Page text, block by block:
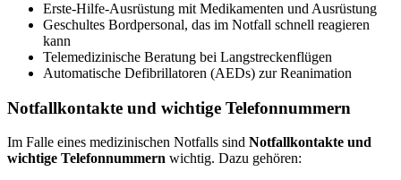
Erste-Hilfe-Ausrüstung mit Medikamenten und Ausrüstung
Geschultes Bordpersonal, das im Notfall schnell reagieren
kann
Telemedizinische Beratung bei Langstreckenflügen
Automatische Defibrillatoren (AEDs) zur Reanimation
Notfallkontakte und wichtige Telefonnummern
Im Falle eines medizinischen Notfalls sind Notfallkontakte und
wichtige Telefonnummern wichtig. Dazu gehören: